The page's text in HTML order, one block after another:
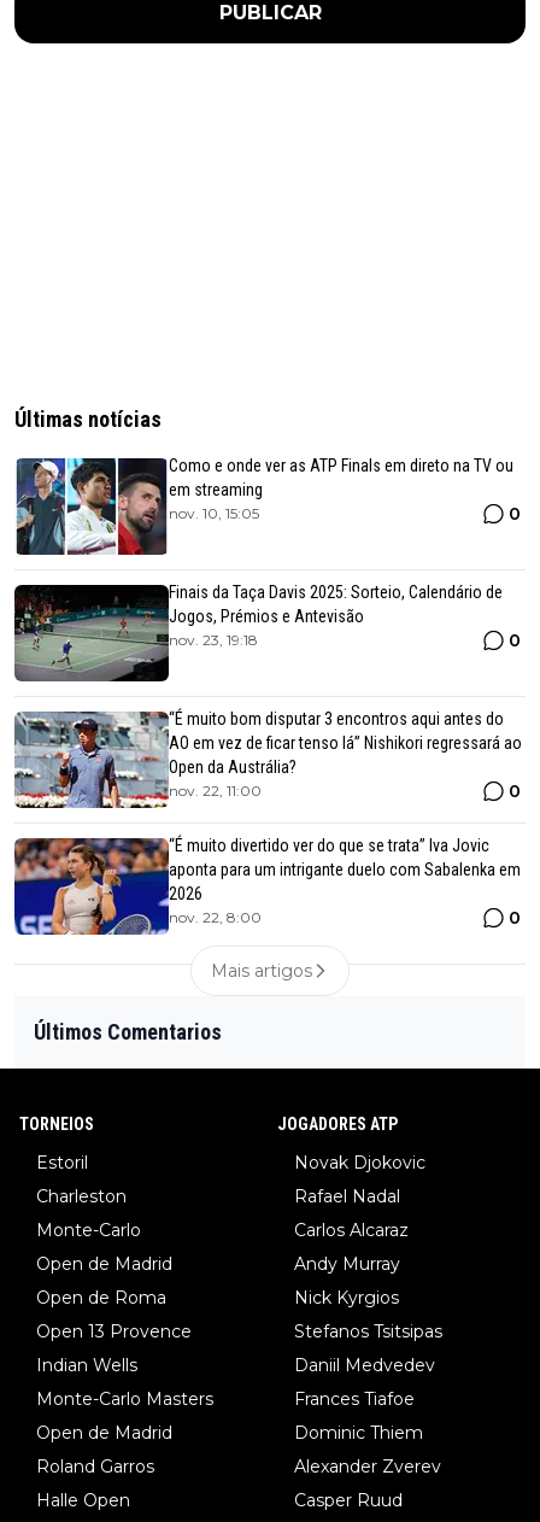
PUBLICAR
Últimas notícias
Como e onde ver as ATP Finals em direto na TV ou
em streaming
nov. 10, 15:05 0
Finais da Taça Davis 2025: Sorteio, Calendário de
Jogos, Prémios e Antevisão
nov. 23, 19:18 0
“É muito bom disputar 3 encontros aqui antes do
AO em vez de ficar tenso lá” Nishikori regressará ao
Open da Austrália?
nov. 22, 11:00 0
“É muito divertido ver do que se trata” Iva Jovic
aponta para um intrigante duelo com Sabalenka em
2026
nov. 22, 8:00 0
Mais artigos
Últimos Comentarios
TORNEIOS
Estoril
Charleston
Monte-Carlo
Open de Madrid
Open de Roma
Open 13 Provence
Indian Wells
Monte-Carlo Masters
Open de Madrid
Roland Garros
Halle Open
JOGADORES ATP
Novak Djokovic
Rafael Nadal
Carlos Alcaraz
Andy Murray
Nick Kyrgios
Stefanos Tsitsipas
Daniil Medvedev
Frances Tiafoe
Dominic Thiem
Alexander Zverev
Casper Ruud